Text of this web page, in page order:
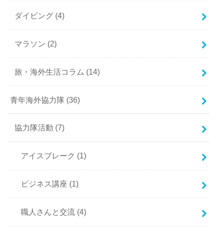
ダイビング (4)
マラソン (2)
旅・海外生活コラム (14)
青年海外協力隊 (36)
協力隊活動 (7)
アイスブレーク (1)
ビジネス講座 (1)
職人さんと交流 (4)